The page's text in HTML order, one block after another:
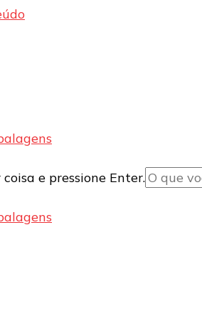
embalagens para pizzas,
e pressione Enter.
sobre embalagens para pizzas,